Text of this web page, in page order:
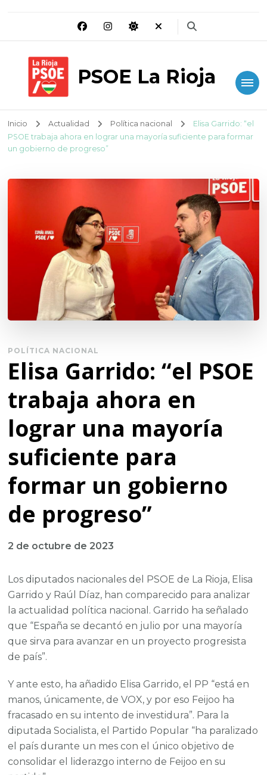
PSOE La Rioja
Inicio Actualidad Política nacional
Elisa Garrido: “el
PSOE trabaja ahora en lograr una mayoría suficiente para formar
un gobierno de progreso”
POLÍTICA NACIONAL
Elisa Garrido: “el PSOE
trabaja ahora en
lograr una mayoría
suficiente para
formar un gobierno
de progreso”
2 de octubre de 2023
Los diputados nacionales del PSOE de La Rioja, Elisa
Garrido y Raúl Díaz, han comparecido para analizar
la actualidad política nacional. Garrido ha señalado
que “España se decantó en julio por una mayoría
que sirva para avanzar en un proyecto progresista
de país”.
Y ante esto, ha añadido Elisa Garrido, el PP “está en
manos, únicamente, de VOX, y por eso Feijoo ha
fracasado en su intento de investidura”. Para la
diputada Socialista, el Partido Popular “ha paralizado
el país durante un mes con el único objetivo de
consolidar el liderazgo interno de Feijoo en su